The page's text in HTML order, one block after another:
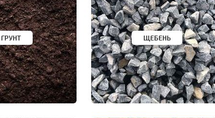
ГРУНТ ЩЕБЕНЬ